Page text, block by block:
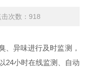
次数：918
、异味进行及时监测，
24小时在线监测、自动